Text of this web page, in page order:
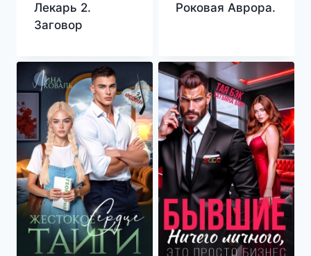
Лекарь 2.
Заговор
Роковая Аврора.